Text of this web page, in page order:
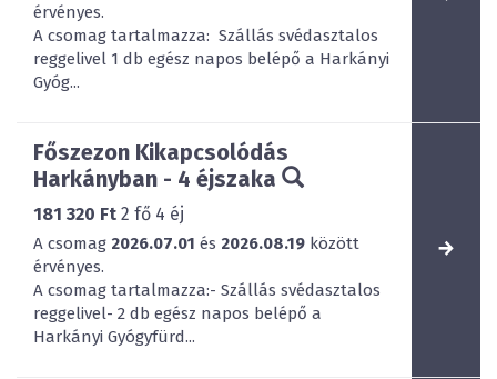
érvényes.
A csomag tartalmazza: Szállás svédasztalos
reggelivel 1 db egész napos belépő a Harkányi
Gyóg...
Főszezon Kikapcsolódás
Harkányban - 4 éjszaka
181 320 Ft 2 fő 4 éj
A csomag 2026.07.01 és 2026.08.19 között
érvényes.
A csomag tartalmazza:- Szállás svédasztalos
reggelivel- 2 db egész napos belépő a
Harkányi Gyógyfürd...